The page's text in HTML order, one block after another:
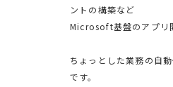
ントの構築など
Microsoft基盤のアプリ
ちょっとした業務の自
です。